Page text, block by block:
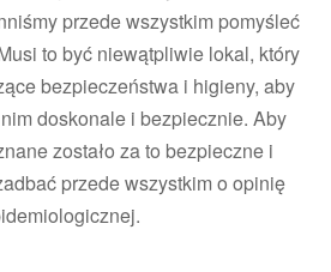
przede wszystkim pomyśleć
to być niewątpliwie lokal, który
bezpieczeństwa i higieny, aby
doskonale i bezpiecznie. Aby
zostało za to bezpieczne i
przede wszystkim o opinię